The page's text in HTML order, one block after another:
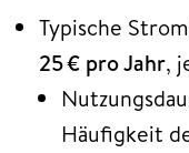
Typische
25 € pro Jahr,
Häufigkeit